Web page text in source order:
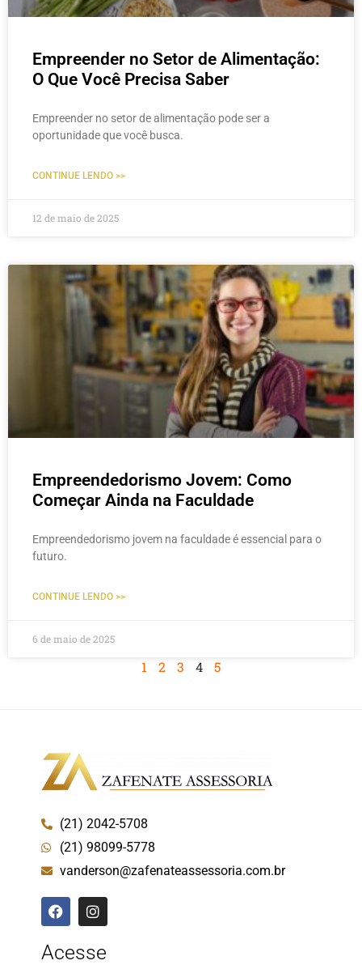
Empreender no Setor de Alimentação:
O Que Você Precisa Saber
Empreender no setor de alimentação pode ser a
oportunidade que você busca.
CONTINUE LENDO >>
12 de maio de 2025
Empreendedorismo Jovem: Como
Começar Ainda na Faculdade
Empreendedorismo jovem na faculdade é essencial para o
futuro.
CONTINUE LENDO >>
6 de maio de 2025
1 2 3 4 5
(21) 2042-5708
(21) 98099-5778
vanderson@zafenateassessoria.com.br
Acesse